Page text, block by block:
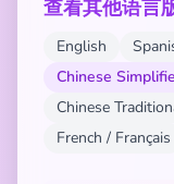
查看其他语言
English
Chinese
Chinese
French / Français